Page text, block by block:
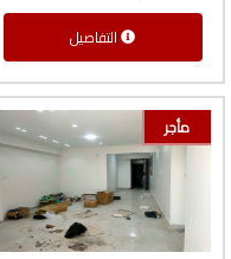
التفاصيل
مأجر